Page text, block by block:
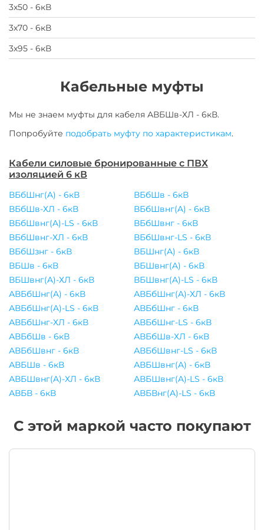
3х50 - 6кВ
3х70 - 6кВ
3х95 - 6кВ
Кабельные муфты
Мы не знаем муфты для кабеля АВБШв-ХЛ - 6кВ.
Попробуйте подобрать муфту по характеристикам.
Кабели силовые бронированные с ПВХ
изоляцией 6 кВ
ВБбШнг(A) - 6кВ
ВБбШв - 6кВ
ВБбШв-ХЛ - 6кВ
ВБбШвнг(A) - 6кВ
ВБбШвнг(A)-LS - 6кВ
ВБбШвнг - 6кВ
ВБбШвнг-ХЛ - 6кВ
ВБбШвнг-LS - 6кВ
ВБбШзнг - 6кВ
ВБШнг(A) - 6кВ
ВБШв - 6кВ
ВБШвнг(A) - 6кВ
ВБШвнг(A)-ХЛ - 6кВ
ВБШвнг(A)-LS - 6кВ
АВБбШнг(A) - 6кВ
АВБбШнг(A)-ХЛ - 6кВ
АВБбШнг(A)-LS - 6кВ
АВБбШнг - 6кВ
АВБбШнг-ХЛ - 6кВ
АВБбШнг-LS - 6кВ
АВБбШв - 6кВ
АВБбШв-ХЛ - 6кВ
АВБбШвнг - 6кВ
АВБбШвнг-LS - 6кВ
АВБШв - 6кВ
АВБШвнг(A) - 6кВ
АВБШвнг(A)-ХЛ - 6кВ
АВБШвнг(A)-LS - 6кВ
АВБВ - 6кВ
АВБВнг(A)-LS - 6кВ
С этой маркой часто покупают